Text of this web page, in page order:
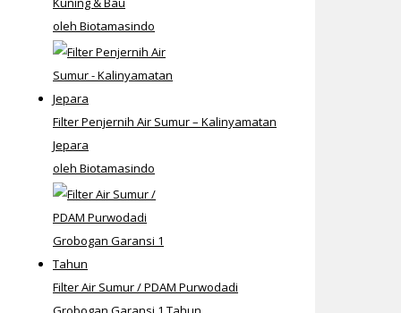
oleh Biotamasindo
Filter Penjernih Air Sumur – Kalinyamatan
Jepara
oleh Biotamasindo
Filter Air Sumur / PDAM Purwodadi